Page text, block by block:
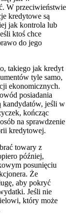
W przeciwieństwie
kredytowe są
jak kontrola lub
ktoś chce
do jego
takiego jak kredyt
tyle samo,
ekonomicznych.
posiadania
kandydatów, jeśli w
kończąc
na sprawdzenie
kredytowej.
towary z
później,
posunięciu
Że
aby pokryć
Jeśli nie
który może